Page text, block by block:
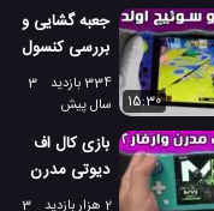
جعبه گشایی و
بررسی کنسول
بازی نینتندو
سوئیچ نسخه
334 بازدید
3
سال پیش
15:30
بازی کال اف
دیوتی مدرن
وارفار 2 در
2 هزار بازدید
3